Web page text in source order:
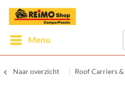
Menu
Naar overzicht Roof Carriers